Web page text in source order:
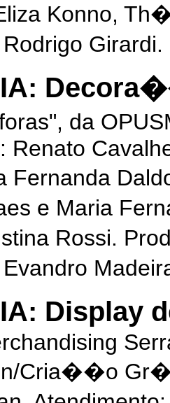
Konno,
Girardi.
da
Renato
Fernanda
e Maria
Rossi.
Display
Cria��o